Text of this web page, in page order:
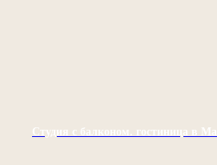
Студия с балконом. гостиница в